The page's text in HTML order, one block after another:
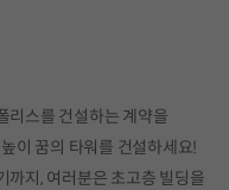
리스를 건설하는 계약을
이 꿈의 타워를 건설하세요!
까지, 여러분은 초고층 빌딩을